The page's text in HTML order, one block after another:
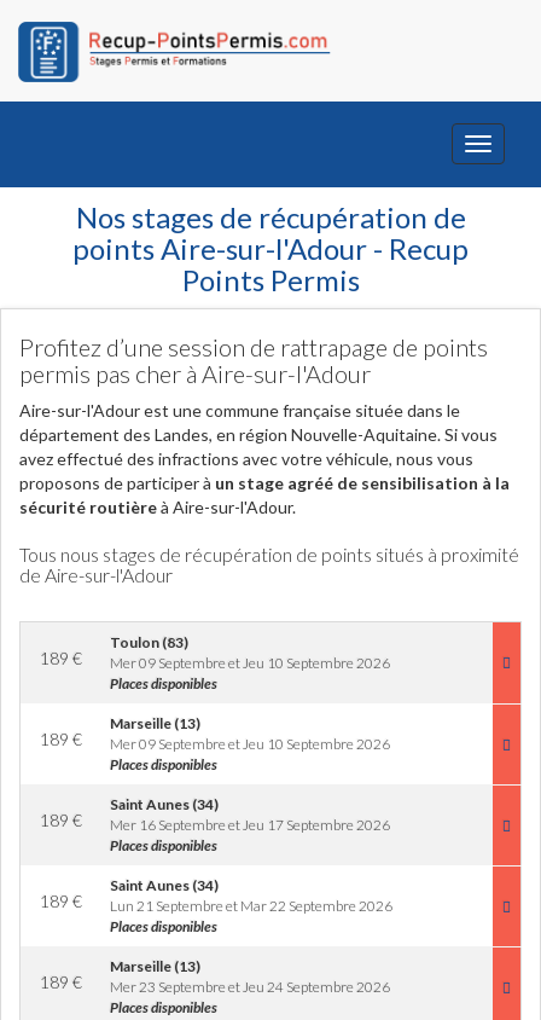
Toggle
Nos stages de récupération de
points Aire-sur-l'Adour - Recup
Points Permis
Profitez d’une session de rattrapage de points
permis pas cher à Aire-sur-l'Adour
Aire-sur-l'Adour est une commune française située dans le
département des Landes, en région Nouvelle-Aquitaine. Si vous
avez effectué des infractions avec votre véhicule, nous vous
proposons de participer à un stage agréé de sensibilisation à la
sécurité routièreà Aire-sur-l'Adour.
Tous nous stages de récupération de points situés à proximité
de Aire-sur-l'Adour
189 €
Toulon (83)
Mer 09 Septembre et Jeu 10 Septembre 2026
Places disponibles
189 €
Marseille (13)
Mer 09 Septembre et Jeu 10 Septembre 2026
Places disponibles
189 €
Saint Aunes (34)
Mer 16 Septembre et Jeu 17 Septembre 2026
Places disponibles
189 €
Saint Aunes (34)
Lun 21 Septembre et Mar 22 Septembre 2026
Places disponibles
189 €
Marseille (13)
Mer 23 Septembre et Jeu 24 Septembre 2026
Places disponibles